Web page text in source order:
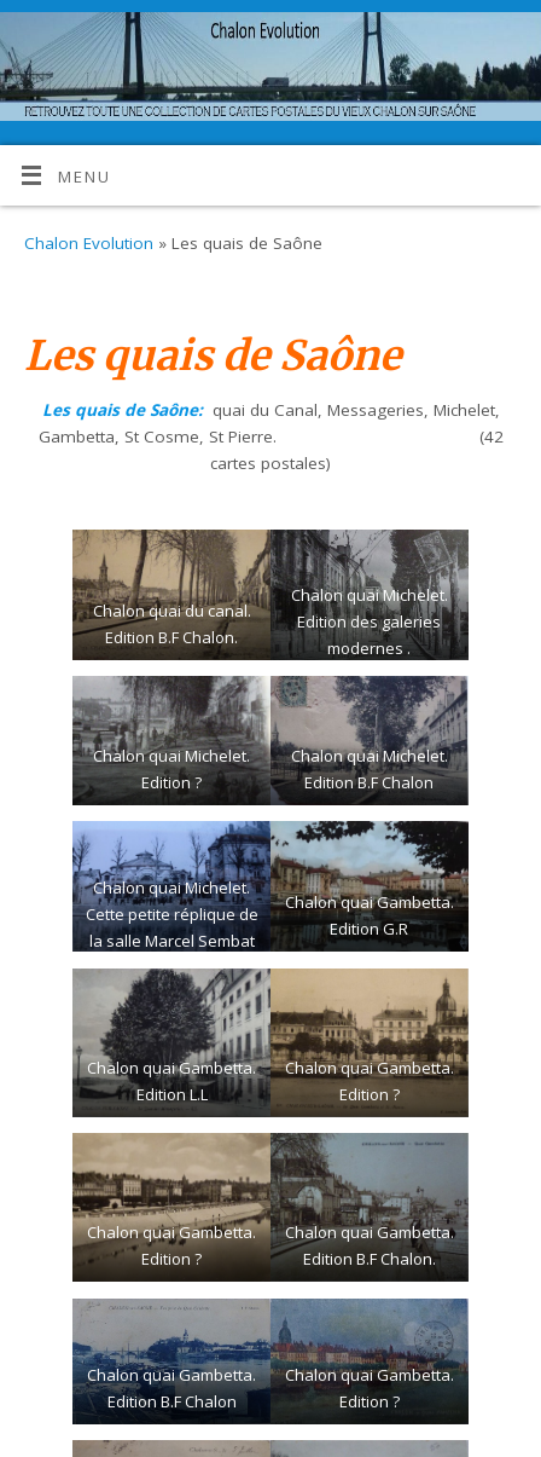
MENU
Chalon Evolution » Les quais de Saône
Les quais de Saône
Les quais deSaône: quai du Canal, Messageries, Michelet,
Gambetta, St Cosme, St Pierre. (42
cartes postales)
Chalon quai du canal.
Edition B.F Chalon.
Chalon quai Michelet.
Edition des galeries
modernes .
Chalon quai Michelet.
Edition ?
Chalon quai Michelet.
Edition B.F Chalon
Chalon quai Michelet.
Cette petite réplique de
la salle Marcel Sembat
n’existe plus.
Chalon quai Gambetta.
Edition G.R
Chalon quai Gambetta.
Edition L.L
Chalon quai Gambetta.
Edition ?
Chalon quai Gambetta.
Edition ?
Chalon quai Gambetta.
Edition B.F Chalon.
Chalon quai Gambetta.
Edition B.F Chalon
Chalon quai Gambetta.
Edition ?